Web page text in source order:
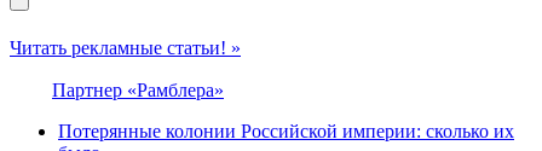
Читать рекламные статьи! »
Партнер «Рамблера»
Потерянные колонии Российской империи: сколько их